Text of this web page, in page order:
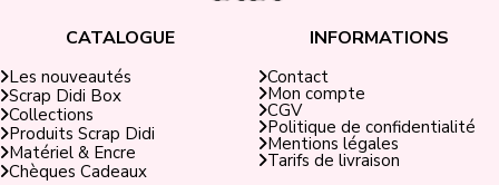
CATALOGUE
Les nouveautés
Scrap Didi Box
Collections
Produits Scrap Didi
Matériel & Encre
Chèques Cadeaux
INFORMATIONS
Contact
Mon compte
CGV
Politique de confidentialité
Mentions légales
Tarifs de livraison